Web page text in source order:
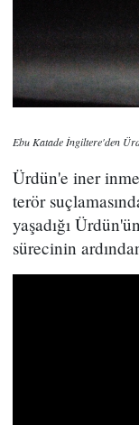
Ebu Katade İngiltere'den
Ürdün'e iner
terör
yaşadığı
sürecinin